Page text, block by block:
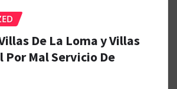
De La Loma y Villas
Por Mal Servicio De